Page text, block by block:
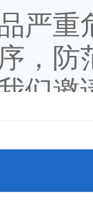
严重
，防
们邀
队长
月工